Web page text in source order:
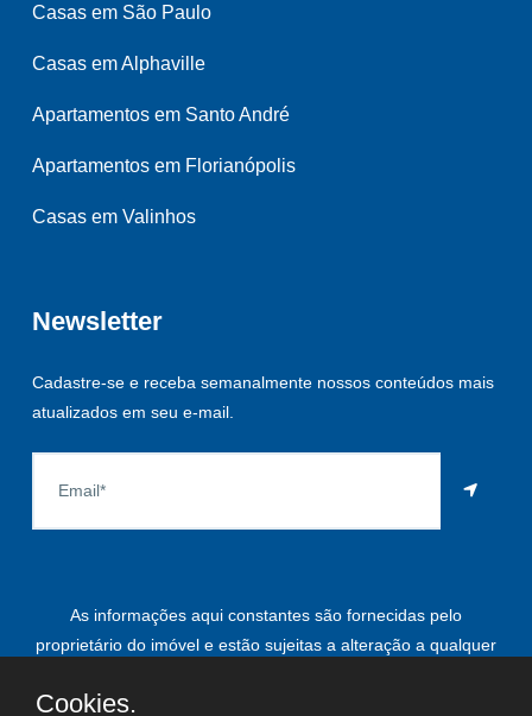
Casas em São Paulo
Casas em Alphaville
Apartamentos em Santo André
Apartamentos em Florianópolis
Casas em Valinhos
Newsletter
Cadastre-se e receba semanalmente nossos conteúdos mais
atualizados em seu e-mail.
As informações aqui constantes são fornecidas pelo
proprietário do imóvel e estão sujeitas a alteração a qualquer
Cookies.